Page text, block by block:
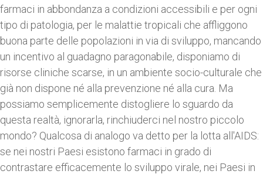
farmaci in abbondanza a condizioni accessibili e per ogni
tipo di patologia, per le malattie tropicali che affliggono
buona parte delle popolazioni in via di sviluppo, mancando
un incentivo al guadagno paragonabile, disponiamo di
risorse cliniche scarse, in un ambiente socio-culturale che
già non dispone né alla prevenzione né alla cura. Ma
possiamo semplicemente distogliere lo sguardo da
questa realtà, ignorarla, rinchiuderci nel nostro piccolo
mondo? Qualcosa di analogo va detto per la lotta all'AIDS:
se nei nostri Paesi esistono farmaci in grado di
contrastare efficacemente lo sviluppo virale, nei Paesi in